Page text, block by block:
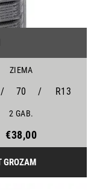
ZIEMA
/ 70 / R13
2 GAB.
€38,00
GROZAM